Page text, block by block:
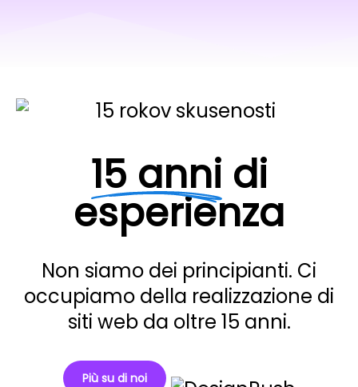
15 anni di
esperienza
Non siamo dei principianti. Ci
occupiamo della realizzazione di
siti web da oltre 15 anni.
Più su di noi